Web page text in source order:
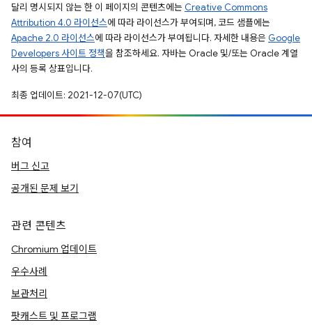
달리 명시되지 않는 한 이 페이지의 콘텐츠에는 Creative Commons
Attribution 4.0 라이선스에 따라 라이선스가 부여되며, 코드 샘플에는
Apache 2.0 라이선스에 따라 라이선스가 부여됩니다. 자세한 내용은 Google
Developers 사이트 정책을 참조하세요. 자바는 Oracle 및/또는 Oracle 계열
사의 등록 상표입니다.
최종 업데이트: 2021-12-07(UTC)
참여
버그 신고
공개된 문제 보기
관련 콘텐츠
Chromium 업데이트
우수사례
보관처리
팟캐스트 및 프로그램